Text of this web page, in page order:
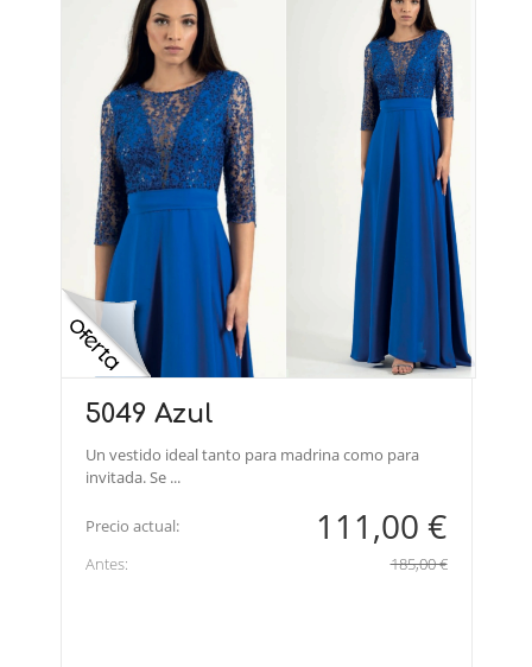
5049 Azul
Un vestido ideal tanto para madrina como para
invitada. Se ...
Precio actual: 111,00 €
Antes: 185,00 €